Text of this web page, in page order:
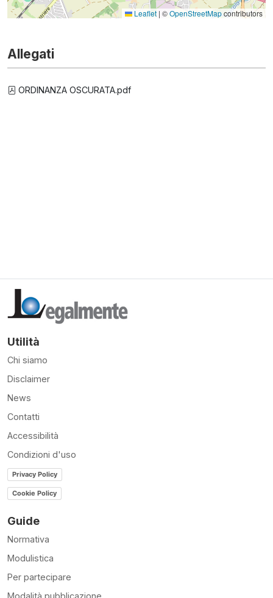
Leaflet | ©OpenStreetMapcontributors
Allegati
ORDINANZA OSCURATA.pdf
Utilità
Chi siamo
Disclaimer
News
Contatti
Accessibilità
Condizioni d'uso
Privacy Policy
Cookie Policy
Guide
Normativa
Modulistica
Per partecipare